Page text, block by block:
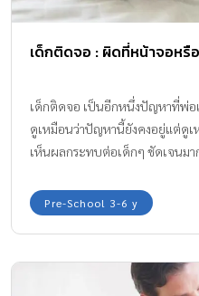
เด็กติดจอ : ผิดที่หน้าจอหรื
เด็กติดจอ เป็นอีกหนึ่งปัญหาที่พ่
ดูเหมือนว่าปัญหานี้ยังคงอยู่แต่ดูเ
เห็นผลกระทบต่อเด็กๆ ชัดเจนม
ถึงร้อยละ 72.6 ใช้เวลาหน้าจอนา
ร่างกาย และสุขภาพจิตในหลายด้
ลั่นแกล้งออนไลน์ และการพนันอ
ความรู้ดี ๆ จาก รศ.ดร.วิมลทิพย์
Pre-School 3-6 y